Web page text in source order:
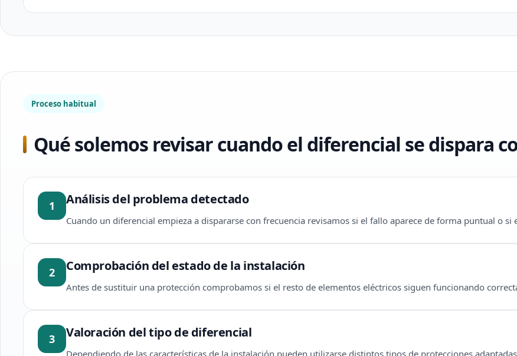
Proceso habitual
Qué solemos revisar cuando el diferencial se dispara
1 Análisis del problema detectado
Cuando un diferencial empieza a dispararse con frecuencia revisamos si el fallo aparece de forma puntual o si
2 Comprobación del estado de la instalación
Antes de sustituir una protección comprobamos si el resto de elementos eléctricos siguen funcionando
3 Valoración del tipo de diferencial
Dependiendo de las características de la instalación pueden utilizarse distintos tipos de protecciones